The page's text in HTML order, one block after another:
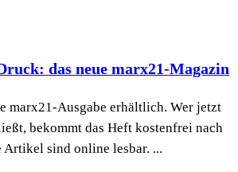
das neue marx21-Magazin
marx21-Ausgabe erhältlich. Wer jetzt
bekommt das Heft kostenfrei nach
Artikel sind online lesbar. ...